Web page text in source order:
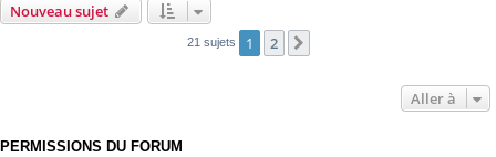
Nouveau sujet
21 sujets 1 2
Aller à
PERMISSIONS DU FORUM